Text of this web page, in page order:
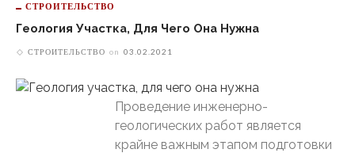
СТРОИТЕЛЬСТВО
Геология Участка, Для Чего Она Нужна
СТРОИТЕЛЬСТВО on 03.02.2021
Проведение инженерно-
геологических работ является
крайне важным этапом подготовки